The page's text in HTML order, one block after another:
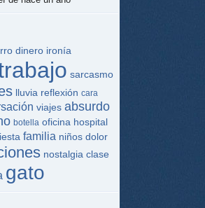
dinero ironía
sarcasmo
lluvia reflexión cara
viajes absurdo
botella oficina hospital
familia niños dolor
nostalgia clase
gato